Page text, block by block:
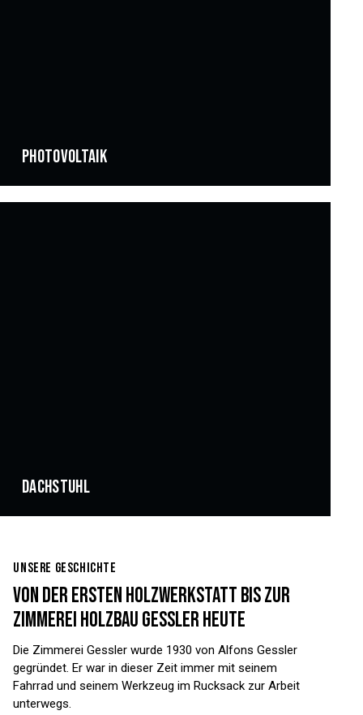
PHOTOVOLTAIK
DACHSTUHL
UNSERE GESCHICHTE
VON DER ERSTEN HOLZWERKSTATT BIS ZUR
ZIMMEREI HOLZBAU GESSLER HEUTE
Die Zimmerei Gessler wurde 1930 von Alfons Gessler
gegründet. Er war in dieser Zeit immer mit seinem
Fahrrad und seinem Werkzeug im Rucksack zur Arbeit
unterwegs.